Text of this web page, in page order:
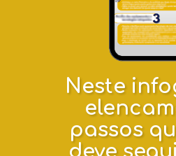
Neste
passos